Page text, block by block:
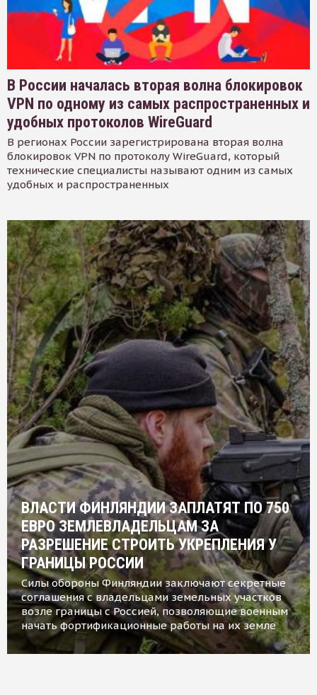
В России началась вторая волна блокировок
VPN по одному из самых распространенных и
удобных протоколов WireGuard
В регионах России зарегистрирована вторая волна
блокировок VPN по протоколу WireGuard, который
технические специалисты называют одним из самых
удобных и распространенных
ВЛАСТИ ФИНЛЯНДИИ ЗАПЛАТЯТ ПО 750
ЕВРО ЗЕМЛЕВЛАДЕЛЬЦАМ ЗА
РАЗРЕШЕНИЕ СТРОИТЬ УКРЕПЛЕНИЯ У
ГРАНИЦЫ РОССИИ
Силы обороны Финляндии заключают секретные
соглашения с владельцами земельных участков
возле границы с Россией, позволяющие военным
начать фортификационные работы на их земле